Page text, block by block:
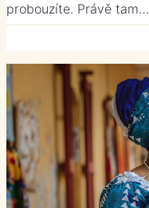
probouzíte. Právě tam…